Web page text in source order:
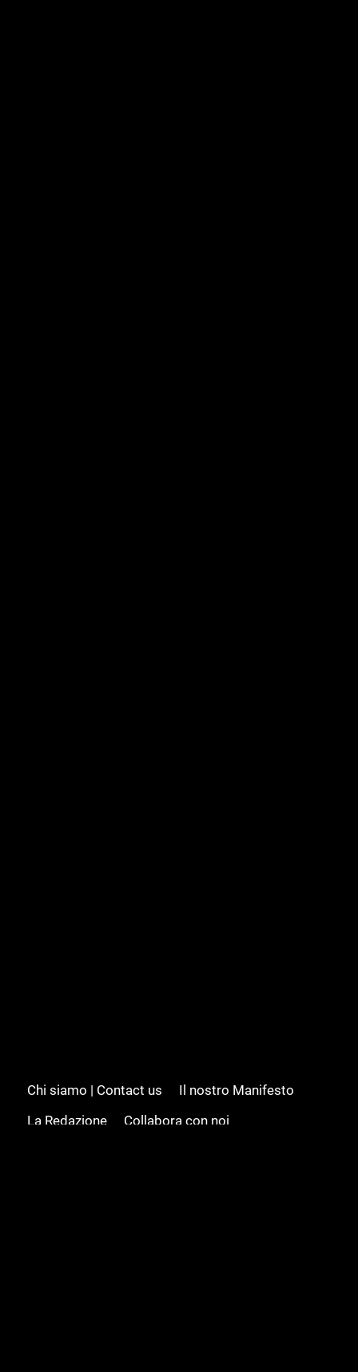
Chi siamo | Contact us
Il nostro Manifesto
La Redazione
Collabora con noi